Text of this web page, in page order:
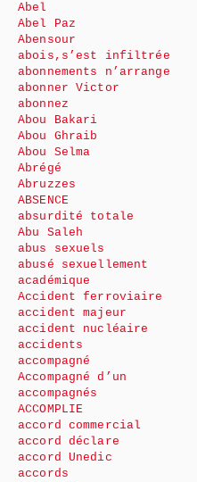
Abel
Abel Paz
Abensour
abois,s’est infiltrée
abonnements n’arrange
abonner Victor
abonnez
Abou Bakari
Abou Ghraib
Abou Selma
Abrégé
Abruzzes
ABSENCE
absurdité totale
Abu Saleh
abus sexuels
abusé sexuellement
académique
Accident ferroviaire
accident majeur
accident nucléaire
accidents
accompagné
Accompagné d’un
accompagnés
ACCOMPLIE
accord commercial
accord déclare
accord Unedic
accords